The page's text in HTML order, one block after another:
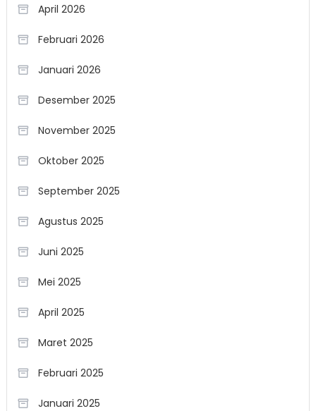
April 2026
Februari 2026
Januari 2026
Desember 2025
November 2025
Oktober 2025
September 2025
Agustus 2025
Juni 2025
Mei 2025
April 2025
Maret 2025
Februari 2025
Januari 2025